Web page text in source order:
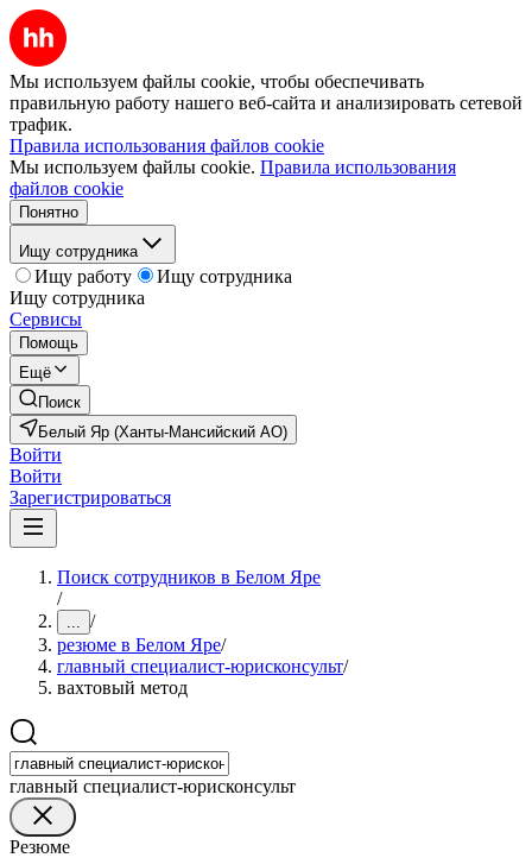
Мы используем файлы cookie, чтобы обеспечивать
правильную работу нашего веб-сайта и анализировать сетевой
трафик.
Правила использования файлов cookie
Мы используем файлы cookie. Правила использования
файлов cookie
Понятно
Ищу сотрудника
Ищу работу
Ищу сотрудника
Ищу сотрудника
Сервисы
Помощь
Ещё
Поиск
Белый Яр (Ханты-Мансийский АО)
Войти
Войти
Зарегистрироваться
Поиск сотрудников в Белом Яре
/
... /
резюме в Белом Яре/
главный специалист-юрисконсульт/
вахтовый метод
главный специалист-юрисконсульт
Резюме